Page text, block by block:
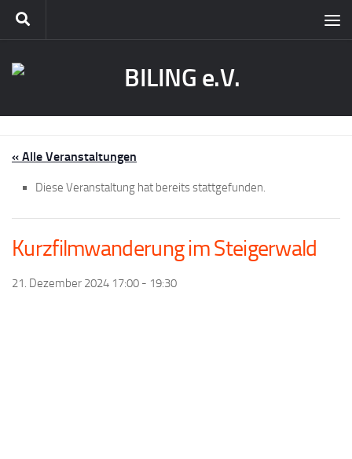
« Alle Veranstaltungen
Diese Veranstaltung hat bereits stattgefunden.
Kurzfilmwanderung im Steigerwald
21. Dezember 2024 17:00 - 19:30